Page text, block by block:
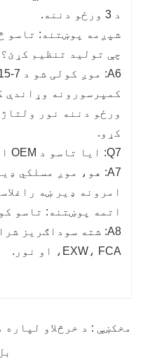
د 3 ورځو دننه.
شپږمه پوښتنه: تاسو
چې تولید تنظیم کړئ؟
ورځو دننه نور
کړو.
Q7: ایا تاسو د OEM امرونه منئ؟
امرونه ډیر ښه
اتمه پوښتنه: تاسو
EXW، FCA، او نور.